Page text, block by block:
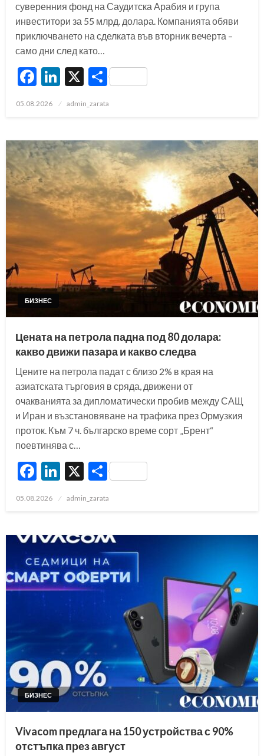
суверенния фонд на Саудитска Арабия и група
инвеститори за 55 млрд. долара. Компанията обяви
приключването на сделката във вторник вечерта –
само дни след като…
Facebook
LinkedIn
X Share
Posted
05.08.2026 admin_zarata
БИЗНЕС
Цената на петрола падна под 80 долара:
какво движи пазара и какво следва
Цените на петрола падат с близо 2% в края на
азиатската търговия в сряда, движени от
очакванията за дипломатически пробив между САЩ
и Иран и възстановяване на трафика през Ормузкия
проток. Към 7 ч. българско време сорт „Брент“
поевтинява с…
Facebook
LinkedIn
X Share
Posted
05.08.2026 admin_zarata
БИЗНЕС
Vivacom предлага на 150 устройства с 90%
отстъпка през август